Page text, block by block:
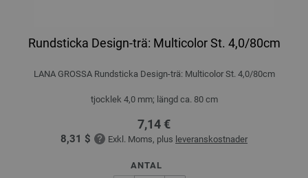
Rundsticka Design-trä: Multicolor St. 4,0/80cm
LANA GROSSA Rundsticka Design-trä: Multicolor St. 4,0/80cm
tjocklek 4,0 mm; längd ca. 80 cm
7,14 €
8,31 $ Exkl. Moms, plus leveranskostnader
ANTAL